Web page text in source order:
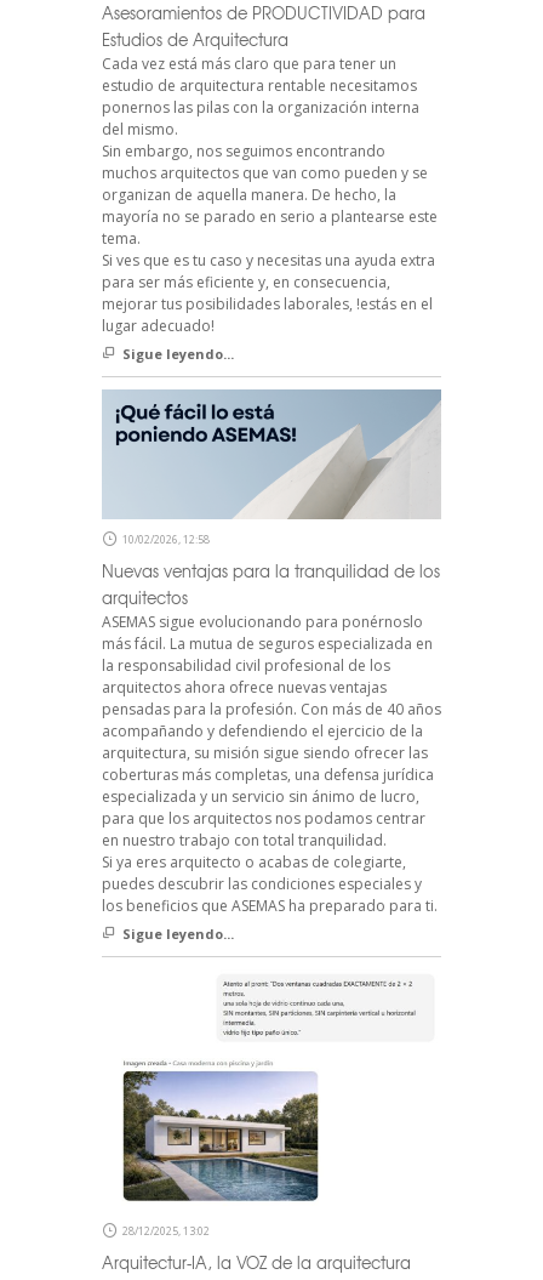
Asesoramientos de PRODUCTIVIDAD para
Estudios de Arquitectura
Cada vez está más claro que para tener un
estudio de arquitectura rentable necesitamos
ponernos las pilas con la organización interna
del mismo.
Sin embargo, nos seguimos encontrando
muchos arquitectos que van como pueden y se
organizan de aquella manera. De hecho, la
mayoría no se parado en serio a plantearse este
tema.
Si ves que es tu caso y necesitas una ayuda extra
para ser más eficiente y, en consecuencia,
mejorar tus posibilidades laborales, !estás en el
lugar adecuado!
Sigue leyendo...
10/02/2026, 12:58
Nuevas ventajas para la tranquilidad de los
arquitectos
ASEMAS sigue evolucionando para ponérnoslo
más fácil. La mutua de seguros especializada en
la responsabilidad civil profesional de los
arquitectos ahora ofrece nuevas ventajas
pensadas para la profesión. Con más de 40 años
acompañando y defendiendo el ejercicio de la
arquitectura, su misión sigue siendo ofrecer las
coberturas más completas, una defensa jurídica
especializada y un servicio sin ánimo de lucro,
para que los arquitectos nos podamos centrar
en nuestro trabajo con total tranquilidad.
Si ya eres arquitecto o acabas de colegiarte,
puedes descubrir las condiciones especiales y
los beneficios que ASEMAS ha preparado para ti.
Sigue leyendo...
28/12/2025, 13:02
Arquitectur-IA, la VOZ de la arquitectura